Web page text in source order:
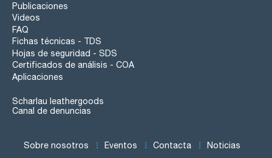
Publicaciones
Videos
FAQ
Fichas técnicas - TDS
Hojas de seguridad - SDS
Certificados de análisis - COA
Aplicaciones
Scharlau leathergoods
Canal de denuncias
Sobre nosotros Eventos Contacta Noticias